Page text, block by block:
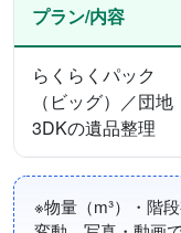
プラン/内容
らくらくパック
（ビッグ）／団地
3DKの遺品整理
※物量（m³）・階